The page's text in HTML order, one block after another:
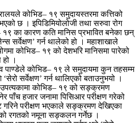
कोभिड– १९ समुदायस्तरमा कत्तिको
छ । इपिडिमियोलोजी तथा सरुवा रोग
१९ का कारण कति मानिस प्रभावित बनेका छन्
सर्वेक्षण’ गर्न थालेको हो । महाशाखाले
कोभिड– १९ को देशभरि मानिसमा पारेको
।
पाण्डेले कोभिड– १९ ले समुदायमा कुन तहसम्म
सर्वेक्षण’ गर्न थालिएको बताउनुभयो ।
कोभिड– १९ को सङ्क्रमण
पाँच हजार जनामा पिसिआर परीक्षण गरेको
गरिने परीक्षण भएकाले सङ्क्रमण देखिएका
रगतको नमूना सङ्कलन गर्नेछ ।